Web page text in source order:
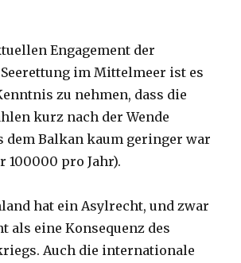
Engagement der
im Mittelmeer ist es
zu nehmen, dass die
kurz nach der Wende
dem Balkan kaum geringer war
100000 pro Jahr).
hat ein Asylrecht, und zwar
als eine Konsequenz des
Auch die internationale